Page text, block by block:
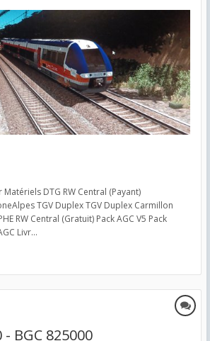
DTG RW Central (Payant)
TGV Duplex TGV Duplex Carmillon
RW Central (Gratuit) Pack AGC V5 Pack
Livr...
- BGC 825000